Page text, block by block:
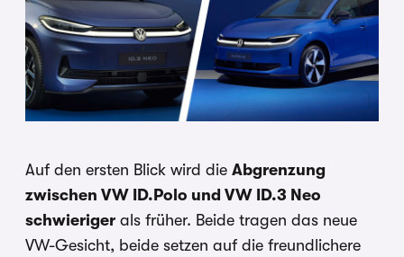
Auf den ersten Blick wird die Abgrenzung
zwischen VW ID.Polo und VW ID.3 Neo
schwieriger als früher. Beide tragen das neue
VW-Gesicht, beide setzen auf die freundlichere